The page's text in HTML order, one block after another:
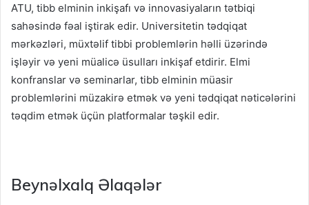
ATU, tibb elminin inkişafı və innovasiyaların tətbiqi
sahəsində fəal iştirak edir. Universitetin tədqiqat
mərkəzləri, müxtəlif tibbi problemlərin həlli üzərində
işləyir və yeni müalicə üsulları inkişaf etdirir. Elmi
konfranslar və seminarlar, tibb elminin müasir
problemlərini müzakirə etmək və yeni tədqiqat nəticələrini
təqdim etmək üçün platformalar təşkil edir.
Beynəlxalq Əlaqələr